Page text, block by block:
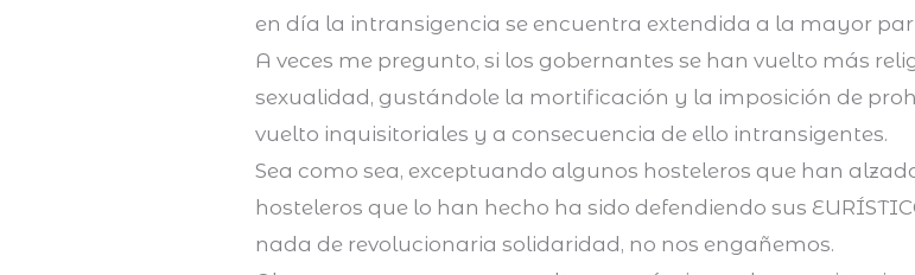
en día la intransigencia se encuentra extendida a la mayor
A veces me pregunto, si los gobernantes se han vuelto más
sexualidad, gustándole la mortificación y la imposición de
vuelto inquisitoriales y a consecuencia de ello intransigentes.
Sea como sea, exceptuando algunos hosteleros que han
hosteleros que lo han hecho ha sido defendiendo sus
nada de revolucionaria solidaridad, no nos engañemos.